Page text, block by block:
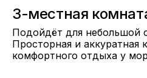
3-местная
Подойдёт для небольшой
Просторная и аккуратная
комфортного отдыха у